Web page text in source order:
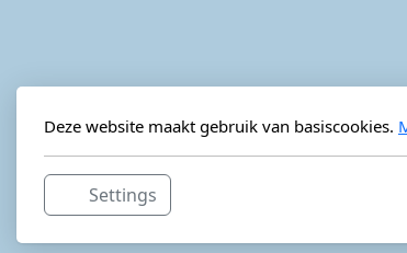
Deze website maakt gebruik van basiscookies.
Settings